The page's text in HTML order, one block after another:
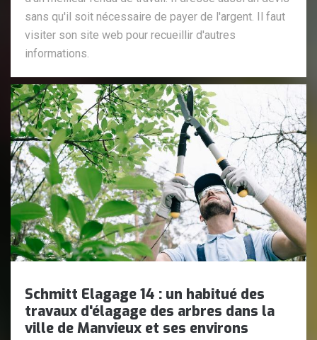
sans qu'il soit nécessaire de payer de l'argent. Il faut
visiter son site web pour recueillir d'autres
informations.
Schmitt Elagage 14 : un habitué des
travaux d'élagage des arbres dans la
ville de Manvieux et ses environs